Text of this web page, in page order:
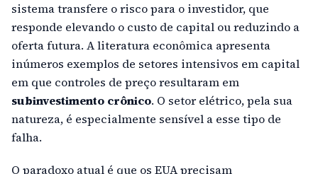
sistema transfere o risco para o investidor, que
responde elevando o custo de capital ou reduzindo a
oferta futura. A literatura econômica apresenta
inúmeros exemplos de setores intensivos em capital
em que controles de preço resultaram em
subinvestimento crônico. O setor elétrico, pela sua
natureza, é especialmente sensível a esse tipo de
falha.
O paradoxo atual é que os EUA precisam